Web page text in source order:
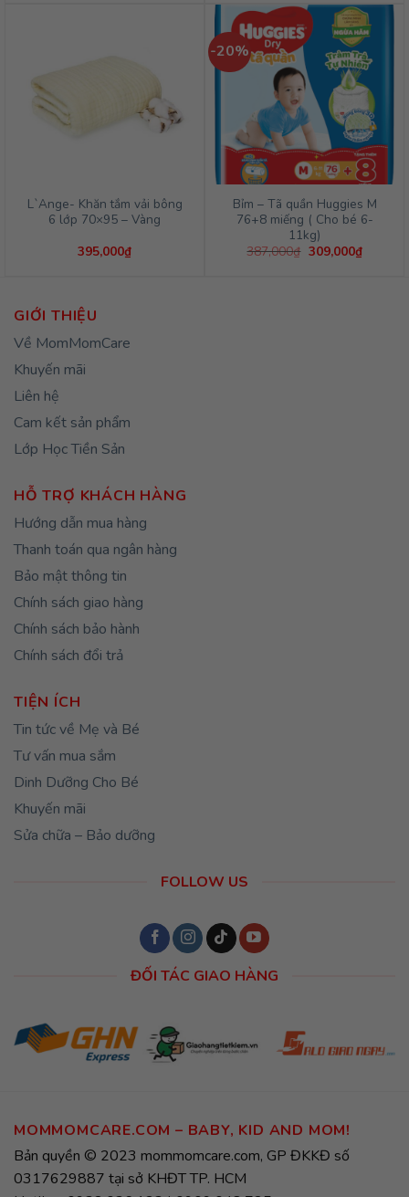
L`Ange- Khăn tắm vải bông
6 lớp 70×95 – Vàng
395,000₫
-20%
Bỉm – Tã quần Huggies M
76+8 miếng ( Cho bé 6-
11kg)
387,000₫ Giá
309,000₫Giá
hiện
GIỚI THIỆU
Về MomMomCare
Khuyến mãi
Liên hệ
Cam kết sản phẩm
Lớp Học Tiền Sản
HỖ TRỢ KHÁCH HÀNG
Hướng dẫn mua hàng
Thanh toán qua ngân hàng
Bảo mật thông tin
Chính sách giao hàng
Chính sách bảo hành
Chính sách đổi trả
TIỆN ÍCH
Tin tức về Mẹ và Bé
Tư vấn mua sắm
Dinh Dưỡng Cho Bé
Khuyến mãi
Sửa chữa – Bảo dưỡng
FOLLOW US
ĐỐI TÁC GIAO HÀNG
MOMMOMCARE.COM – BABY, KID AND MOM!
Bản quyền © 2023 mommomcare.com, GP ĐKKĐ số
0317629887 tại sở KHĐT TP. HCM